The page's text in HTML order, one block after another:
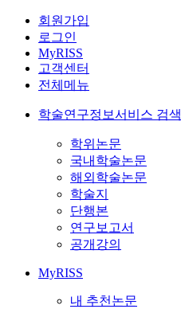
회원가입
로그인
MyRISS
고객센터
전체메뉴
학술연구정보서비스 검색
학위논문
국내학술논문
해외학술논문
학술지
단행본
연구보고서
공개강의
MyRISS
내 추천논문